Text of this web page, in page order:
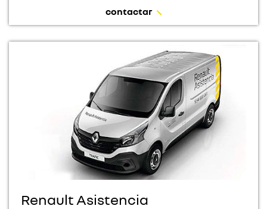
contactar
Renault Asistencia